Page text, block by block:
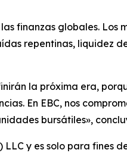
finanzas globales. Los
repentinas, liquidez
la próxima era,
En EBC, nos
bursátiles»,
y es solo para fines